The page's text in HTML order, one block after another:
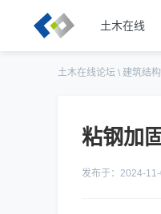
土木在线
土木在线论坛 \ 建筑结构
粘钢加
发布于：2024-